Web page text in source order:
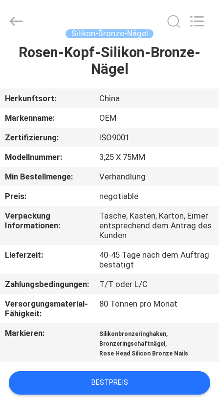
HAUS
ÜBER
UNS
FABRIK-
AUSFLUG
QUALITÄTSKONTROLLE
SIE
UNS
IN
SIE EIN
ZITAT
License.
Silikon-Bronze-Nägel
Rosen-Kopf-Silikon-Bronze-
Nägel
Herkunftsort:
China
Markenname:
OEM
Zertifizierung:
ISO9001
Modellnummer:
3,25 X 75MM
Min Bestellmenge:
Verhandlung
Preis:
negotiable
Verpackung
Informationen:
Tasche, Kasten, Karton, Eimer
entsprechend dem Antrag des
Kunden
Lieferzeit:
40-45 Tage nach dem Auftrag
bestätigt
Zahlungsbedingungen:
T/T oder L/C
Versorgungsmaterial-
Fähigkeit:
80 Tonnen pro Monat
Markieren: Silikonbronzeringhaken,
Bronzeringschaftnägel ,
Rose Head Silicon Bronze Nails
BESTPREIS